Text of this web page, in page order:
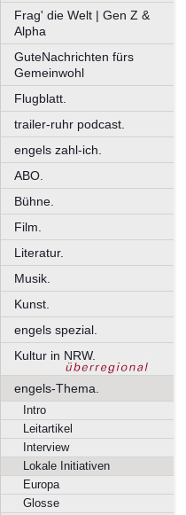
Frag' die Welt | Gen Z &
Alpha
GuteNachrichten fürs
Gemeinwohl
Flugblatt.
trailer-ruhr podcast.
engels zahl-ich.
ABO.
Bühne.
Film.
Literatur.
Musik.
Kunst.
engels spezial.
Kultur in NRW.
engels-Thema.
Intro
Leitartikel
Interview
Lokale Initiativen
Europa
Glosse